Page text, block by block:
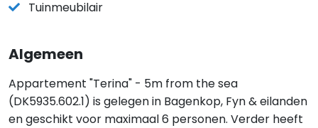
Tuinmeubilair
Algemeen
Appartement "Terina" - 5m from the sea
(DK5935.602.1) is gelegen in Bagenkop, Fyn & eilanden
en geschikt voor maximaal 6 personen. Verder heeft